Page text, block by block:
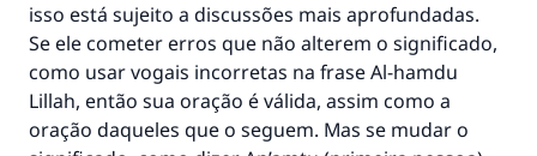
isso está sujeito a discussões mais aprofundadas.
Se ele cometer erros que não alterem o significado,
como usar vogais incorretas na frase Al-hamdu
Lillah, então sua oração é válida, assim como a
oração daqueles que o seguem. Mas se mudar o